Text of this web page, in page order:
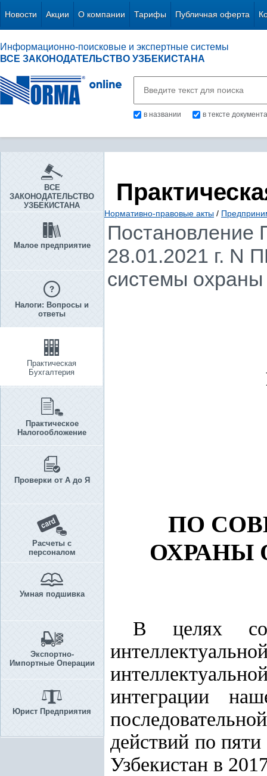
Новости Акции О компании Тарифы Публичная оферта
Информационно-поисковые и экспертные системы
ВСЕ ЗАКОНОДАТЕЛЬСТВО УЗБЕКИСТАНА
в названии в тексте документа
ВСЕ
ЗАКОНОДАТЕЛЬСТВО
УЗБЕКИСТАНА
Малое предприятие
Налоги: Вопросы и
ответы
Практическая
Бухгалтерия
Практическое
Налогообложение
Проверки от А до Я
Расчеты с
персоналом
Умная подшивка
Экспортно-
Импортные Операции
Юрист Предприятия
Нормативно-правовые акты /
Постановление
28.01.2021 г. N
системы охраны
ПО
ОХРАНЫ
В целях
интеграции
действий по
Узбекистан в